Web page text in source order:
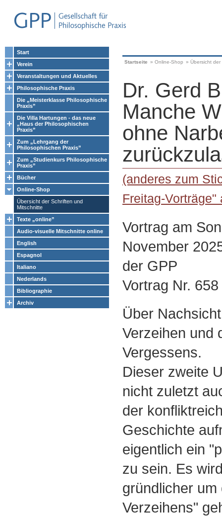
Start
Verein
Veranstaltungen und Aktuelles
Philosophische Praxis
Die „Meisterklasse Philosophische
Praxis”
Die Villa Hartungen - das neue
„Haus der Philosophischen
Praxis”
Zum „Lehrgang der
Philosophischen Praxis”
Zum „Studienkurs Philosophische
Praxis”
Bücher
Online-Shop
Übersicht der Schriften und
Mitschnitte
Texte „online”
Audio-visuelle Mitschnitte online
English
Espagnol
Italiano
Nederlands
Bibliographie
Archiv
Startseite » Online-Shop » Übersicht
Dr. Gerd
Manche
ohne
(anderes zum
Freitag-Vorträge"
Vortrag am
November
der GPP
Vortrag Nr. 658
Über
Verzeihen und
Vergessens.
Dieser zweite
nicht zuletzt
der
Geschichte
eigentlich ein
zu sein. Es
gründlicher
Verzeihens"